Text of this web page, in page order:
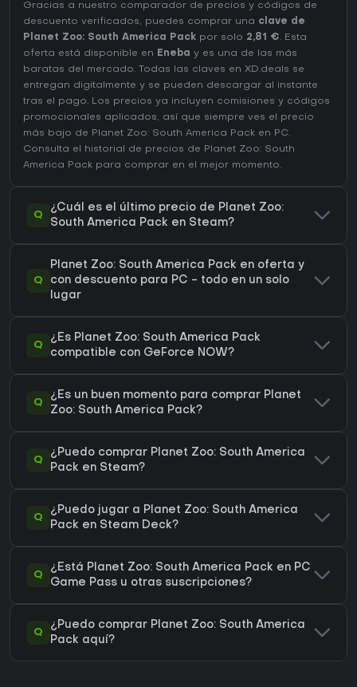
Gracias a nuestro comparador de precios y códigos de
descuento verificados, puedes comprar una clave de
Planet Zoo: South America Pack por solo 2,81 €. Esta
oferta está disponible en Eneba y es una de las más
baratas del mercado. Todas las claves en XD.deals se
entregan digitalmente y se pueden descargar al instante
tras el pago. Los precios ya incluyen comisiones y códigos
promocionales aplicados, así que siempre ves el precio
más bajo de Planet Zoo: South America Pack en PC.
Consulta el
historial de precios de Planet Zoo: South
America Pack para comprar en el mejor momento.
Q
¿Cuál es el último precio de Planet Zoo:
South America Pack en Steam?
Q
Planet Zoo: South America Pack en oferta y
con descuento para PC - todo en un solo
lugar
Q
¿Es Planet Zoo: South America Pack
compatible con GeForce NOW?
Q
¿Es un buen momento para comprar Planet
Zoo: South America Pack?
Q
¿Puedo comprar Planet Zoo: South America
Pack en Steam?
Q
¿Puedo jugar a Planet Zoo: South America
Pack en Steam Deck?
Q
¿Está Planet Zoo: South America Pack en PC
Game Pass u otras suscripciones?
Q
¿Puedo comprar Planet Zoo: South America
Pack aquí?